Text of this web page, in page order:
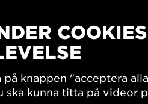
PLAY
på knappen "acceptera
ska kunna titta på videor